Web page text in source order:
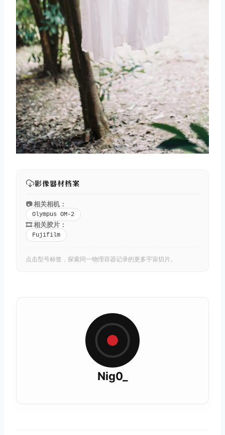
影像器材档案
📷 相关相机：
Olympus OM-2
🎞️ 相关胶片：
Fujifilm
点击型号标签，探索同一物理容器记录的更多宇宙切片。
Nig0_